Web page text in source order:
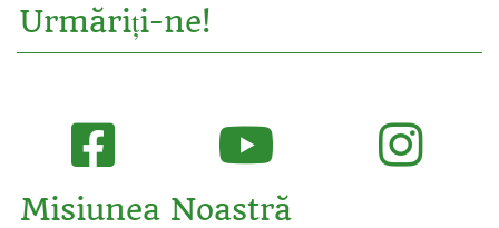
Urmăriți-ne!
Misiunea Noastră